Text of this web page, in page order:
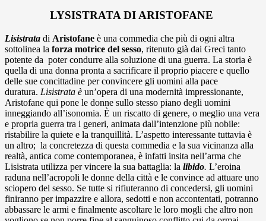
LYSISTRATA DI ARISTOFANE
Lisistrata di Aristofane è una commedia che più di ogni altra
sottolinea la forza motrice del sesso, ritenuto già dai Greci tanto
potente da poter condurre alla soluzione di una guerra. La storia è
quella di una donna pronta a sacrificare il proprio piacere e quello
delle sue concittadine per convincere gli uomini alla pace
duratura. Lisistrata è un’opera di una modernità impressionante,
Aristofane qui pone le donne sullo stesso piano degli uomini
inneggiando all’isonomia. È un riscatto di genere, o meglio una vera
e propria guerra tra i generi, animata dall’intenzione più nobile:
ristabilire la quiete e la tranquillità. L’aspetto interessante tuttavia è
un altro; la concretezza di questa commedia e la sua vicinanza alla
realtà, antica come contemporanea, è infatti insita nell’arma che
Lisistrata utilizza per vincere la sua battaglia: la libido. L’eroina
raduna nell’acropoli le donne della città e le convince ad attuare uno
sciopero del sesso. Se tutte si rifiuteranno di concedersi, gli uomini
finiranno per impazzire e allora, sedotti e non accontentati, potranno
abbassare le armi e finalmente ascoltare le loro mogli che altro non